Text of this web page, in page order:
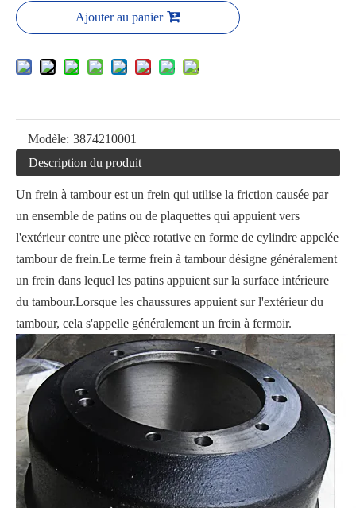
Ajouter au panier
Modèle: 3874210001
Description du produit
Un frein à tambour est un frein qui utilise la friction causée par
un ensemble de patins ou de plaquettes qui appuient vers
l'extérieur contre une pièce rotative en forme de cylindre appelée
tambour de frein.Le terme frein à tambour désigne généralement
un frein dans lequel les patins appuient sur la surface intérieure
du tambour.Lorsque les chaussures appuient sur l'extérieur du
tambour, cela s'appelle généralement un frein à fermoir.